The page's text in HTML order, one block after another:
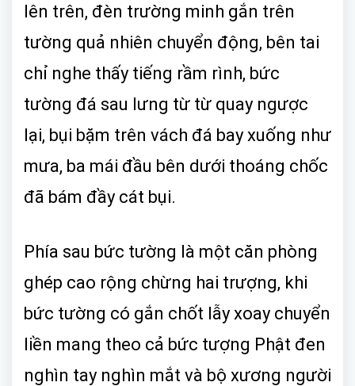
lên trên, đèn trường minh gắn trên
tường quả nhiên chuyển động, bên tai
chỉ nghe thấy tiếng rầm rình, bức
tường đá sau lưng từ từ quay ngược
lại, bụi bặm trên vách đá bay xuống như
mưa, ba mái đầu bên dưới thoáng chốc
đã bám đầy cát bụi.
Phía sau bức tường là một căn phòng
ghép cao rộng chừng hai trượng, khi
bức tường có gắn chốt lẫy xoay chuyển
liền mang theo cả bức tượng Phật đen
nghìn tay nghìn mắt và bộ xương người